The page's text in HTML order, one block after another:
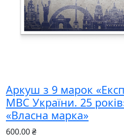
Аркуш з 9 марок
МВС України. 25
«Власна марка»
600.00 ₴